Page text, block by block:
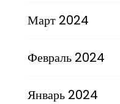
Март 2024
Февраль 2024
Январь 2024